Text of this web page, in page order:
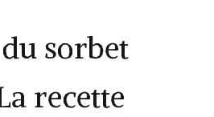
sorbet
recette